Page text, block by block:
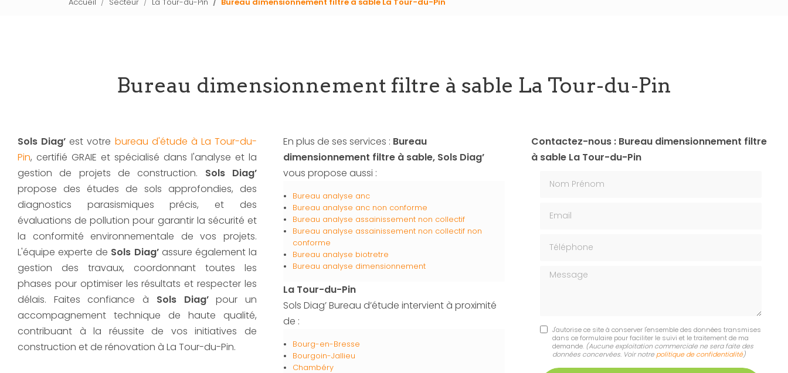
Bureau dimensionnement filtre à sable La Tour-du-Pin
Sols Diag’ est votre bureau d'étude à La Tour-du-
Pin, certifié GRAIE et spécialisé dans l'analyse et la
gestion de projets de construction. Sols Diag’
propose des études de sols approfondies, des
diagnostics parasismiques précis, et des
évaluations de pollution pour garantir la sécurité et
la conformité environnementale de vos projets.
L'équipe experte de Sols Diag’assure également la
gestion des travaux, coordonnant toutes les
phases pour optimiser les résultats et respecter les
délais. Faites confiance à Sols Diag’pour un
accompagnement technique de haute qualité,
contribuant à la réussite de vos initiatives de
construction et de rénovation à La Tour-du-Pin.
En plus de ses services : Bureau
dimensionnement filtre à sable, Sols Diag’
vous propose aussi :
Bureau analyse anc
Bureau analyse anc non conforme
Bureau analyse assainissement non collectif
Bureau analyse assainissement non collectif non
conforme
Bureau analyse biotretre
Bureau analyse dimensionnement
La Tour-du-Pin
Sols Diag’ Bureau d’étude intervient à proximité
de :
Bourg-en-Bresse
Bourgoin-Jallieu
Chambéry
Contactez-nous : Bureau dimensionnement filtre
à sable La Tour-du-Pin
Nom Prénom
Email
Téléphone
Message
J'autorise ce site à conserver l'ensemble des données transmises
dans ce formulaire pour faciliter le suivi et le traitement de ma
demande. (Aucune exploitation commerciale ne sera faite des
données concervées. Voir notre politique de confidentialité)